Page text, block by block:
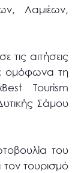
Λαμιέων,
αιτήσεις
ομόφωνα τη
Tourism
Σάμου
του
τουρισμό